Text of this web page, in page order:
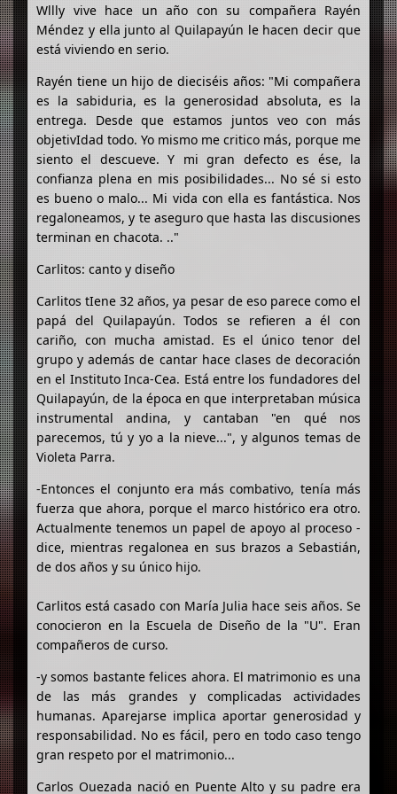
Wllly vive hace un año con su compañera Rayén
Méndez y ella junto al Quilapayún le hacen decir que
está viviendo en serio.
Rayén tiene un hijo de dieciséis años: "Mi compañera
es la sabiduria, es la generosidad absoluta, es la
entrega. Desde que estamos juntos veo con más
objetivIdad todo. Yo mismo me critico más, porque me
siento el descueve. Y mi gran defecto es ése, la
confianza plena en mis posibilidades... No sé si esto
es bueno o malo... Mi vida con ella es fantástica. Nos
regaloneamos, y te aseguro que hasta las discusiones
terminan en chacota. .."
Carlitos: canto y diseño
Carlitos tIene 32 años, ya pesar de eso parece como el
papá del Quilapayún. Todos se refieren a él con
cariño, con mucha amistad. Es el único tenor del
grupo y además de cantar hace clases de decoración
en el Instituto Inca-Cea. Está entre los fundadores del
Quilapayún, de la época en que interpretaban música
instrumental andina, y cantaban "en qué nos
parecemos, tú y yo a la nieve...", y algunos temas de
Violeta Parra.
-Entonces el conjunto era más combativo, tenía más
fuerza que ahora, porque el marco histórico era otro.
Actualmente tenemos un papel de apoyo al proceso -
dice, mientras regalonea en sus brazos a Sebastián,
de dos años y su único hijo.
Carlitos está casado con María Julia hace seis años. Se
conocieron en la Escuela de Diseño de la "U". Eran
compañeros de curso.
-y somos bastante felices ahora. El matrimonio es una
de las más grandes y complicadas actividades
humanas. Aparejarse implica aportar generosidad y
responsabilidad. No es fácil, pero en todo caso tengo
gran respeto por el matrimonio...
Carlos Ouezada nació en Puente Alto y su padre era